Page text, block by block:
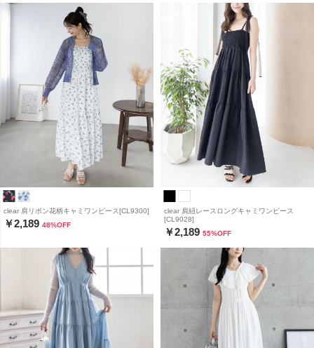
clear 肩リボン花柄キャミワンピース[CL9300]
￥2,189 48%OFF
clear 肩紐レースロングキャミワンピース
[CL9028]
￥2,189 55%OFF